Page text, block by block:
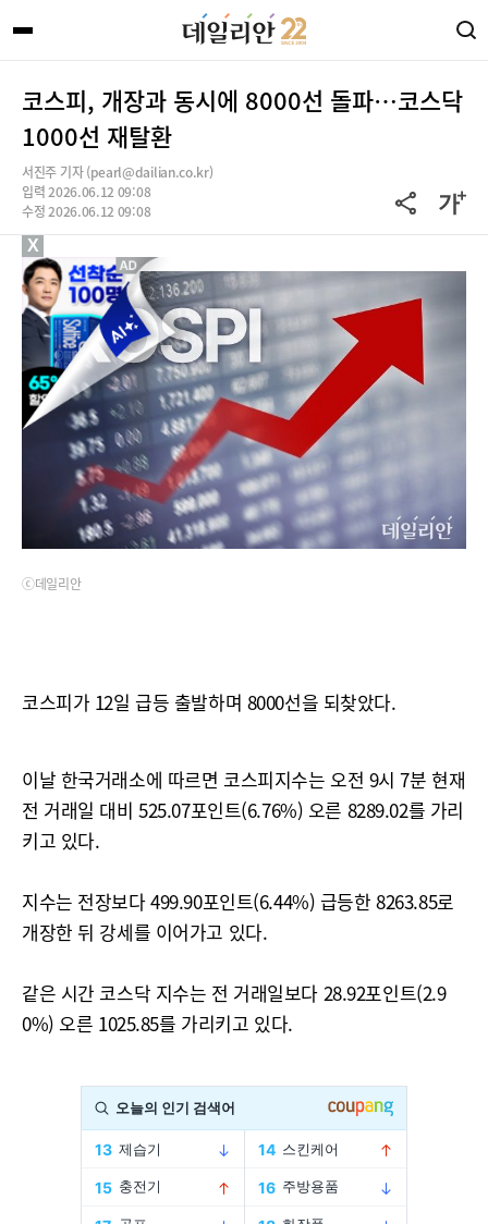
코스피, 개장과 동시에 8000선 돌파…코스닥
1000선 재탈환
서진주 기자 (pearl@dailian.co.kr)
입력 2026.06.12 09:08
수정 2026.06.12 09:08
ⓒ데일리안
코스피가 12일 급등 출발하며 8000선을 되찾았다.
이날 한국거래소에 따르면 코스피지수는 오전 9시 7분 현재
전 거래일 대비 525.07포인트(6.76%) 오른 8289.02를 가리
키고 있다.
지수는 전장보다 499.90포인트(6.44%) 급등한 8263.85로
개장한 뒤 강세를 이어가고 있다.
같은 시간 코스닥 지수는 전 거래일보다 28.92포인트(2.9
0%) 오른 1025.85를 가리키고 있다.
X